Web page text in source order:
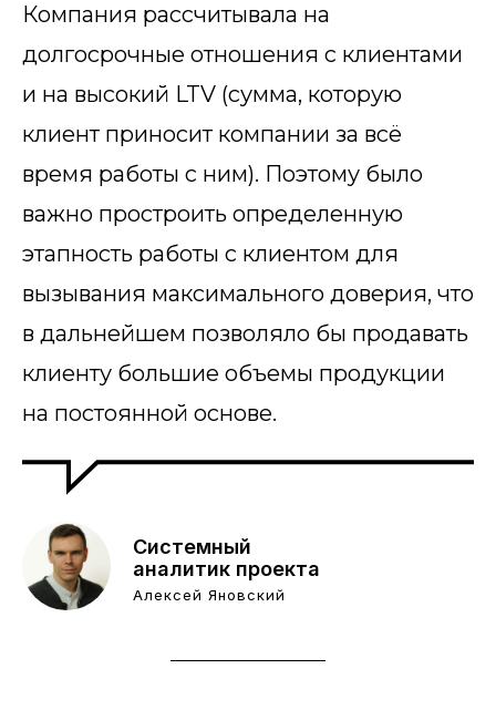
Компания рассчитывала на
долгосрочные отношения с клиентами
и на высокий LTV (сумма, которую
клиент приносит компании за всё
время работы с ним). Поэтому было
важно простроить определенную
этапность работы с клиентом для
вызывания максимального доверия, что
в дальнейшем позволяло бы продавать
клиенту большие объемы продукции
на постоянной основе.
Системный
аналитик проекта
Алексей Яновский